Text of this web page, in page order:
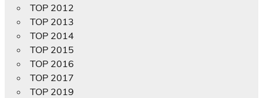
TOP 2012
TOP 2013
TOP 2014
TOP 2015
TOP 2016
TOP 2017
TOP 2019